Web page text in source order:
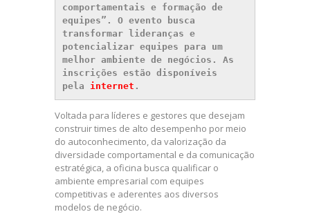
comportamentais e formação de
equipes”. O evento busca
transformar lideranças e
potencializar equipes para um
melhor ambiente de negócios. As
inscrições estão disponíveis
pela internet .
Voltada para líderes e gestores que desejam
construir times de alto desempenho por meio
do autoconhecimento, da valorização da
diversidade comportamental e da comunicação
estratégica, a oficina busca qualificar o
ambiente empresarial com equipes
competitivas e aderentes aos diversos
modelos de negócio.